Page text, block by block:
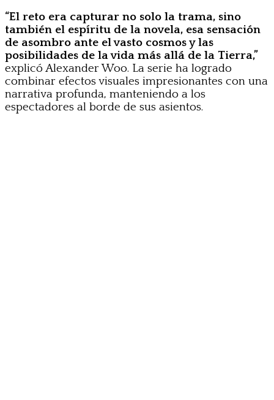
“El reto era capturar no solo la trama, sino
también el espíritu de la novela, esa sensación
de asombro ante el vasto cosmos y las
posibilidades de la vida más allá de la Tierra,”
explicó Alexander Woo. La serie ha logrado
combinar efectos visuales impresionantes con una
narrativa profunda, manteniendo a los
espectadores al borde de sus asientos.